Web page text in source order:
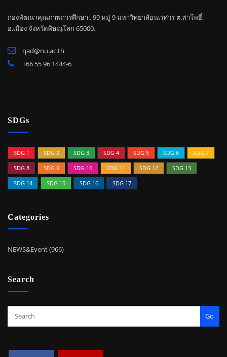
กองพัฒนาคุณภาพการศึกษา , 99 หมู่ 9 มหาวิทยาลัยนเรศวร ต.ท่าโพธิ์.
อ.เมือง จังหวัดพิษณุโลก 65000.
qad@nu.ac.th
+66 55 96 1444-6
SDGs
SDG 1 SDG 2 SDG 3 SDG 4 SDG 5 SDG 6
SDG 7
SDG 8
SDG 9 SDG 10 SDG 11 SDG 12
SDG 13
SDG 14
SDG 15 SDG 16 SDG 17
Categories
NEWS&Event (966)
Search
Go